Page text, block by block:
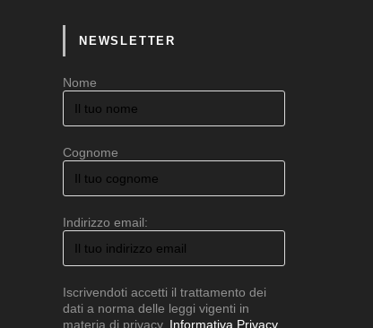
NEWSLETTER
Nome
Cognome
Indirizzo email:
Iscrivendoti accetti il trattamento dei
dati a norma delle leggi vigenti in
materia di privacy. Informativa Privacy